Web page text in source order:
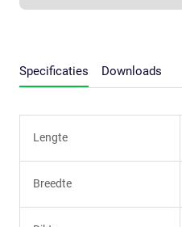
Specificaties Downloads
Lengte
Breedte